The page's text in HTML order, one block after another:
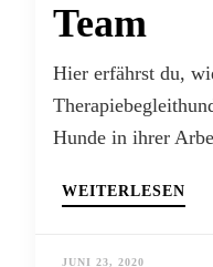
Team
Hier erfährst du,
Hunde in ihrer
WEITERLESEN
JUNI 23, 2020